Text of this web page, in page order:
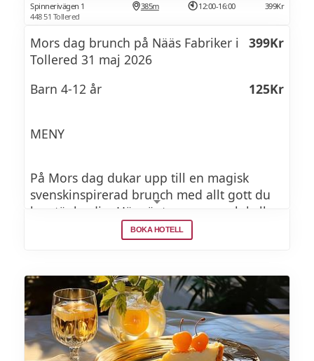
Spinnerivägen 1
448 51 Tollered
385m 12:00-16:00 399Kr
Mors dag brunch på Nääs Fabriker i
Tollered 31 maj 2026
399Kr
Barn 4-12 år 125Kr
MENY
På Mors dag dukar upp till en magisk
svenskinspirerad brunch med allt gott du
kan tänka dig. Här väntar varma och kalla
rätter samt vår generösa tårtbuffé med
tårtor bakade av vår konditorer.
BOKA HOTELL